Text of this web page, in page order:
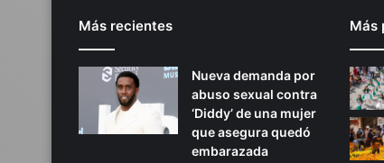
Más recientes
Nueva demanda por
abuso sexual contra
‘Diddy’ de una mujer
que asegura quedó
embarazada
Más